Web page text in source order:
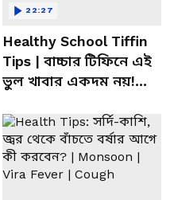
Healthy School Tiffin
Tips | বাচ্চার টিফিনে এই
ভুল খাবার একদম নয়!
22:27